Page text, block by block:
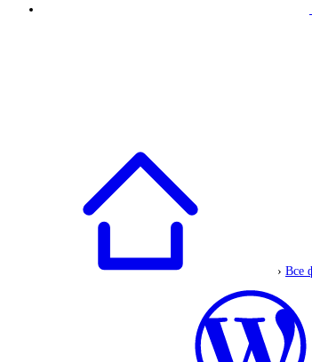
› Все